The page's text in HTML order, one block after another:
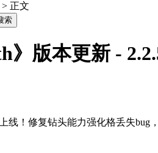
> 正文
》版本更新 -
线！修复钻头能力强化格丢失bug